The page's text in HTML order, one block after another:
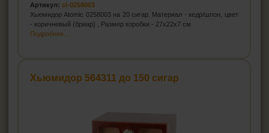
Артикул: cl-0258003
Хьюмидор Atomic 0258003 на 20 сигар. Материал - кедр/шпон, цвет
- коричневый (бриар) , Размер коробки - 27x22x7 см
Подробнее...
Хьюмидор 564311 до 150 сигар